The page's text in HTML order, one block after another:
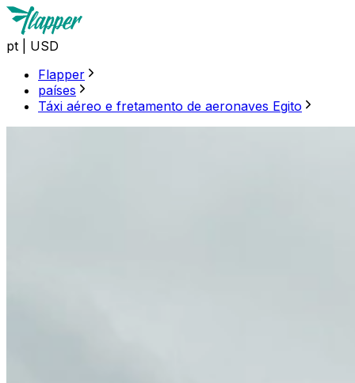
pt
USD
Flapper
países
Táxi aéreo e fretamento de aeronaves Egito